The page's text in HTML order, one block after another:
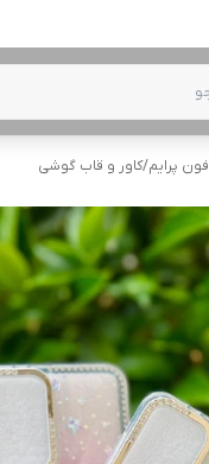
/کاور و قاب گوشی